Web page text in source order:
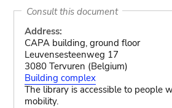
Consult this document
Address:
CAPA building, ground floor
Leuvensesteenweg 17
3080 Tervuren (Belgium)
Building complex
The library is accessible to people
mobility.